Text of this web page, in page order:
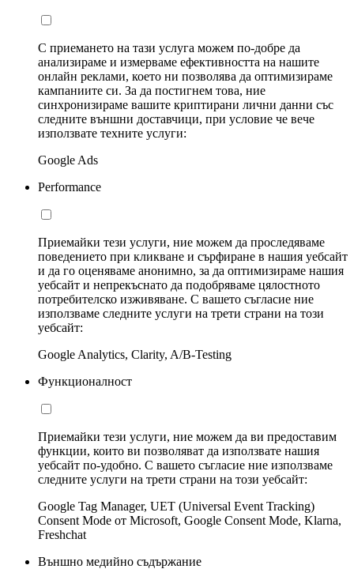
С приемането на тази услуга можем по-добре да
анализираме и измерваме ефективността на нашите
онлайн реклами, което ни позволява да оптимизираме
кампаниите си. За да постигнем това, ние
синхронизираме вашите криптирани лични данни със
следните външни доставчици, при условие че вече
използвате техните услуги:
Google Ads
Performance
Приемайки тези услуги, ние можем да проследяваме
поведението при кликване и сърфиране в нашия уебсайт
и да го оценяваме анонимно, за да оптимизираме нашия
уебсайт и непрекъснато да подобряваме цялостното
потребителско изживяване. С вашето съгласие ние
използваме следните услуги на трети страни на този
уебсайт:
Google Analytics, Clarity, A/B-Testing
Функционалност
Приемайки тези услуги, ние можем да ви предоставим
функции, които ви позволяват да използвате нашия
уебсайт по-удобно. С вашето съгласие ние използваме
следните услуги на трети страни на този уебсайт:
Google Tag Manager, UET (Universal Event Tracking)
Consent Mode от Microsoft, Google Consent Mode, Klarna,
Freshchat
Външно медийно съдържание